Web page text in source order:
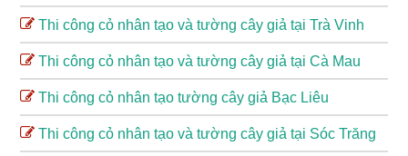
Thi công cỏ nhân tạo và tường cây giả tại Trà Vinh
Thi công cỏ nhân tạo và tường cây giả tại Cà Mau
Thi công cỏ nhân tạo tường cây giả Bạc Liêu
Thi công cỏ nhân tạo và tường cây giả tại Sóc Trăng